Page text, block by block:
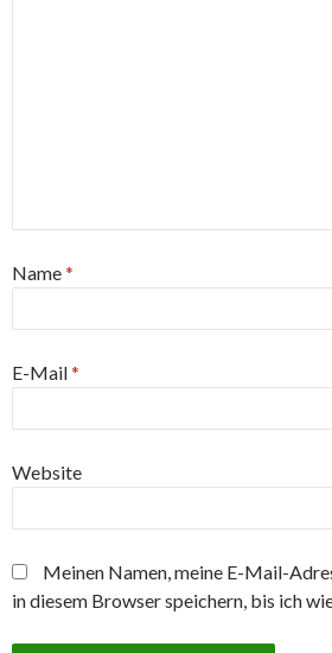
Name*
E-Mail*
Website
Meinen Namen, meine E-Mail-
in diesem Browser speichern, bis ich